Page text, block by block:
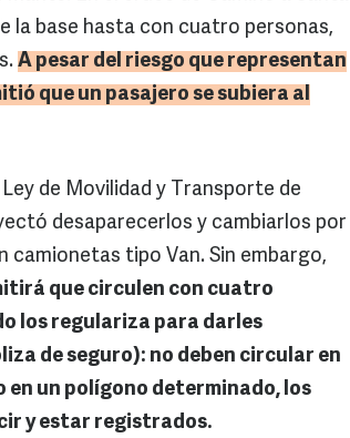
la base hasta con cuatro personas,
A pesar del riesgo que representan
que un pasajero se subiera al
de Movilidad y Transporte de
desaparecerlos y cambiarlos por
camionetas tipo Van. Sin embargo,
que circulen con cuatro
los regulariza para darles
de seguro): no deben circular en
un polígono determinado, los
y estar registrados.